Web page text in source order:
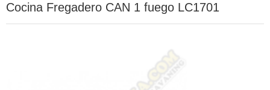
Cocina Fregadero CAN 1 fuego LC1701